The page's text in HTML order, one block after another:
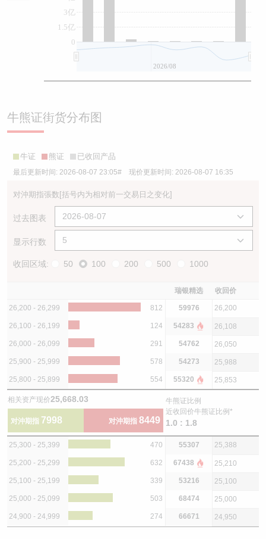
0
1.5亿
3亿
2026/08
牛熊证街货分布图
牛证 熊证 已收回产品
最后更新时间: 2026-08-07 23:05# 现价更新时间: 2026-08-07 16:35
对沖期指張数[括号内为相对前一交易日之变化]
过去图表
显示行数
收回区域: 50 100 200 500 1000
瑞银精选 收回价
26,200 - 26,299 812 59976 26,200
26,100 - 26,199 124 54283 26,108
26,000 - 26,099 291 54762 26,050
25,900 - 25,999 578 54273 25,988
25,800 - 25,899 554 55320 25,853
相关资产现价25,668.03
对沖期指 7998 对沖期指 8449
牛熊证比例
近收回价牛熊证比例*
1.0 : 1.8
25,300 - 25,399 470 55307 25,388
25,200 - 25,299 632 67438 25,210
25,100 - 25,199 339 53216 25,100
25,000 - 25,099 503 68474 25,000
24,900 - 24,999 274 66671 24,950